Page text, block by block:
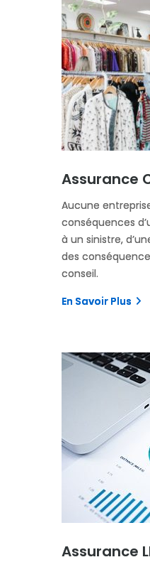
Assurance
Aucune
conséquences
à un sinistre,
des
conseil.
En Savoir Plus
Assurance